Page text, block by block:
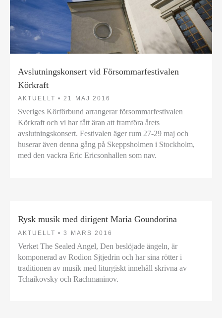
Avslutningskonsert vid Försommarfestivalen
Körkraft
AKTUELLT • 21 MAJ 2016
Sveriges Körförbund arrangerar försommarfestivalen
Körkraft och vi har fått äran att framföra årets
avslutningskonsert. Festivalen äger rum 27-29 maj och
huserar även denna gång på Skeppsholmen i Stockholm,
med den vackra Eric Ericsonhallen som nav.
Rysk musik med dirigent Maria Goundorina
AKTUELLT • 3 MARS 2016
Verket The Sealed Angel, Den beslöjade ängeln, är
komponerad av Rodion Sjtjedrin och har sina rötter i
traditionen av musik med liturgiskt innehåll skrivna av
Tchaikovsky och Rachmaninov.